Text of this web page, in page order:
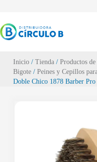
Inicio/ Tienda/ Productos
Bigote/ Peines y Cepillos
Doble Chico 1878 Barber Pro